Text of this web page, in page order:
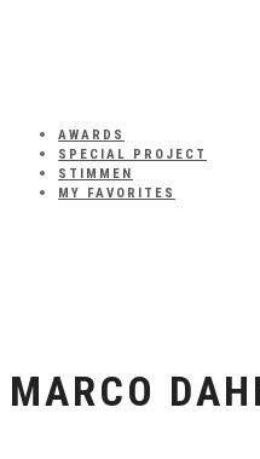
AWARDS
SPECIAL PROJECT
STIMMEN
MY FAVORITES
MARCO